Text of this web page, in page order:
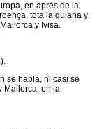
en apres de la
tota la guiana y
y Ivisa.
se habla, ni casi se
Mallorca, en la